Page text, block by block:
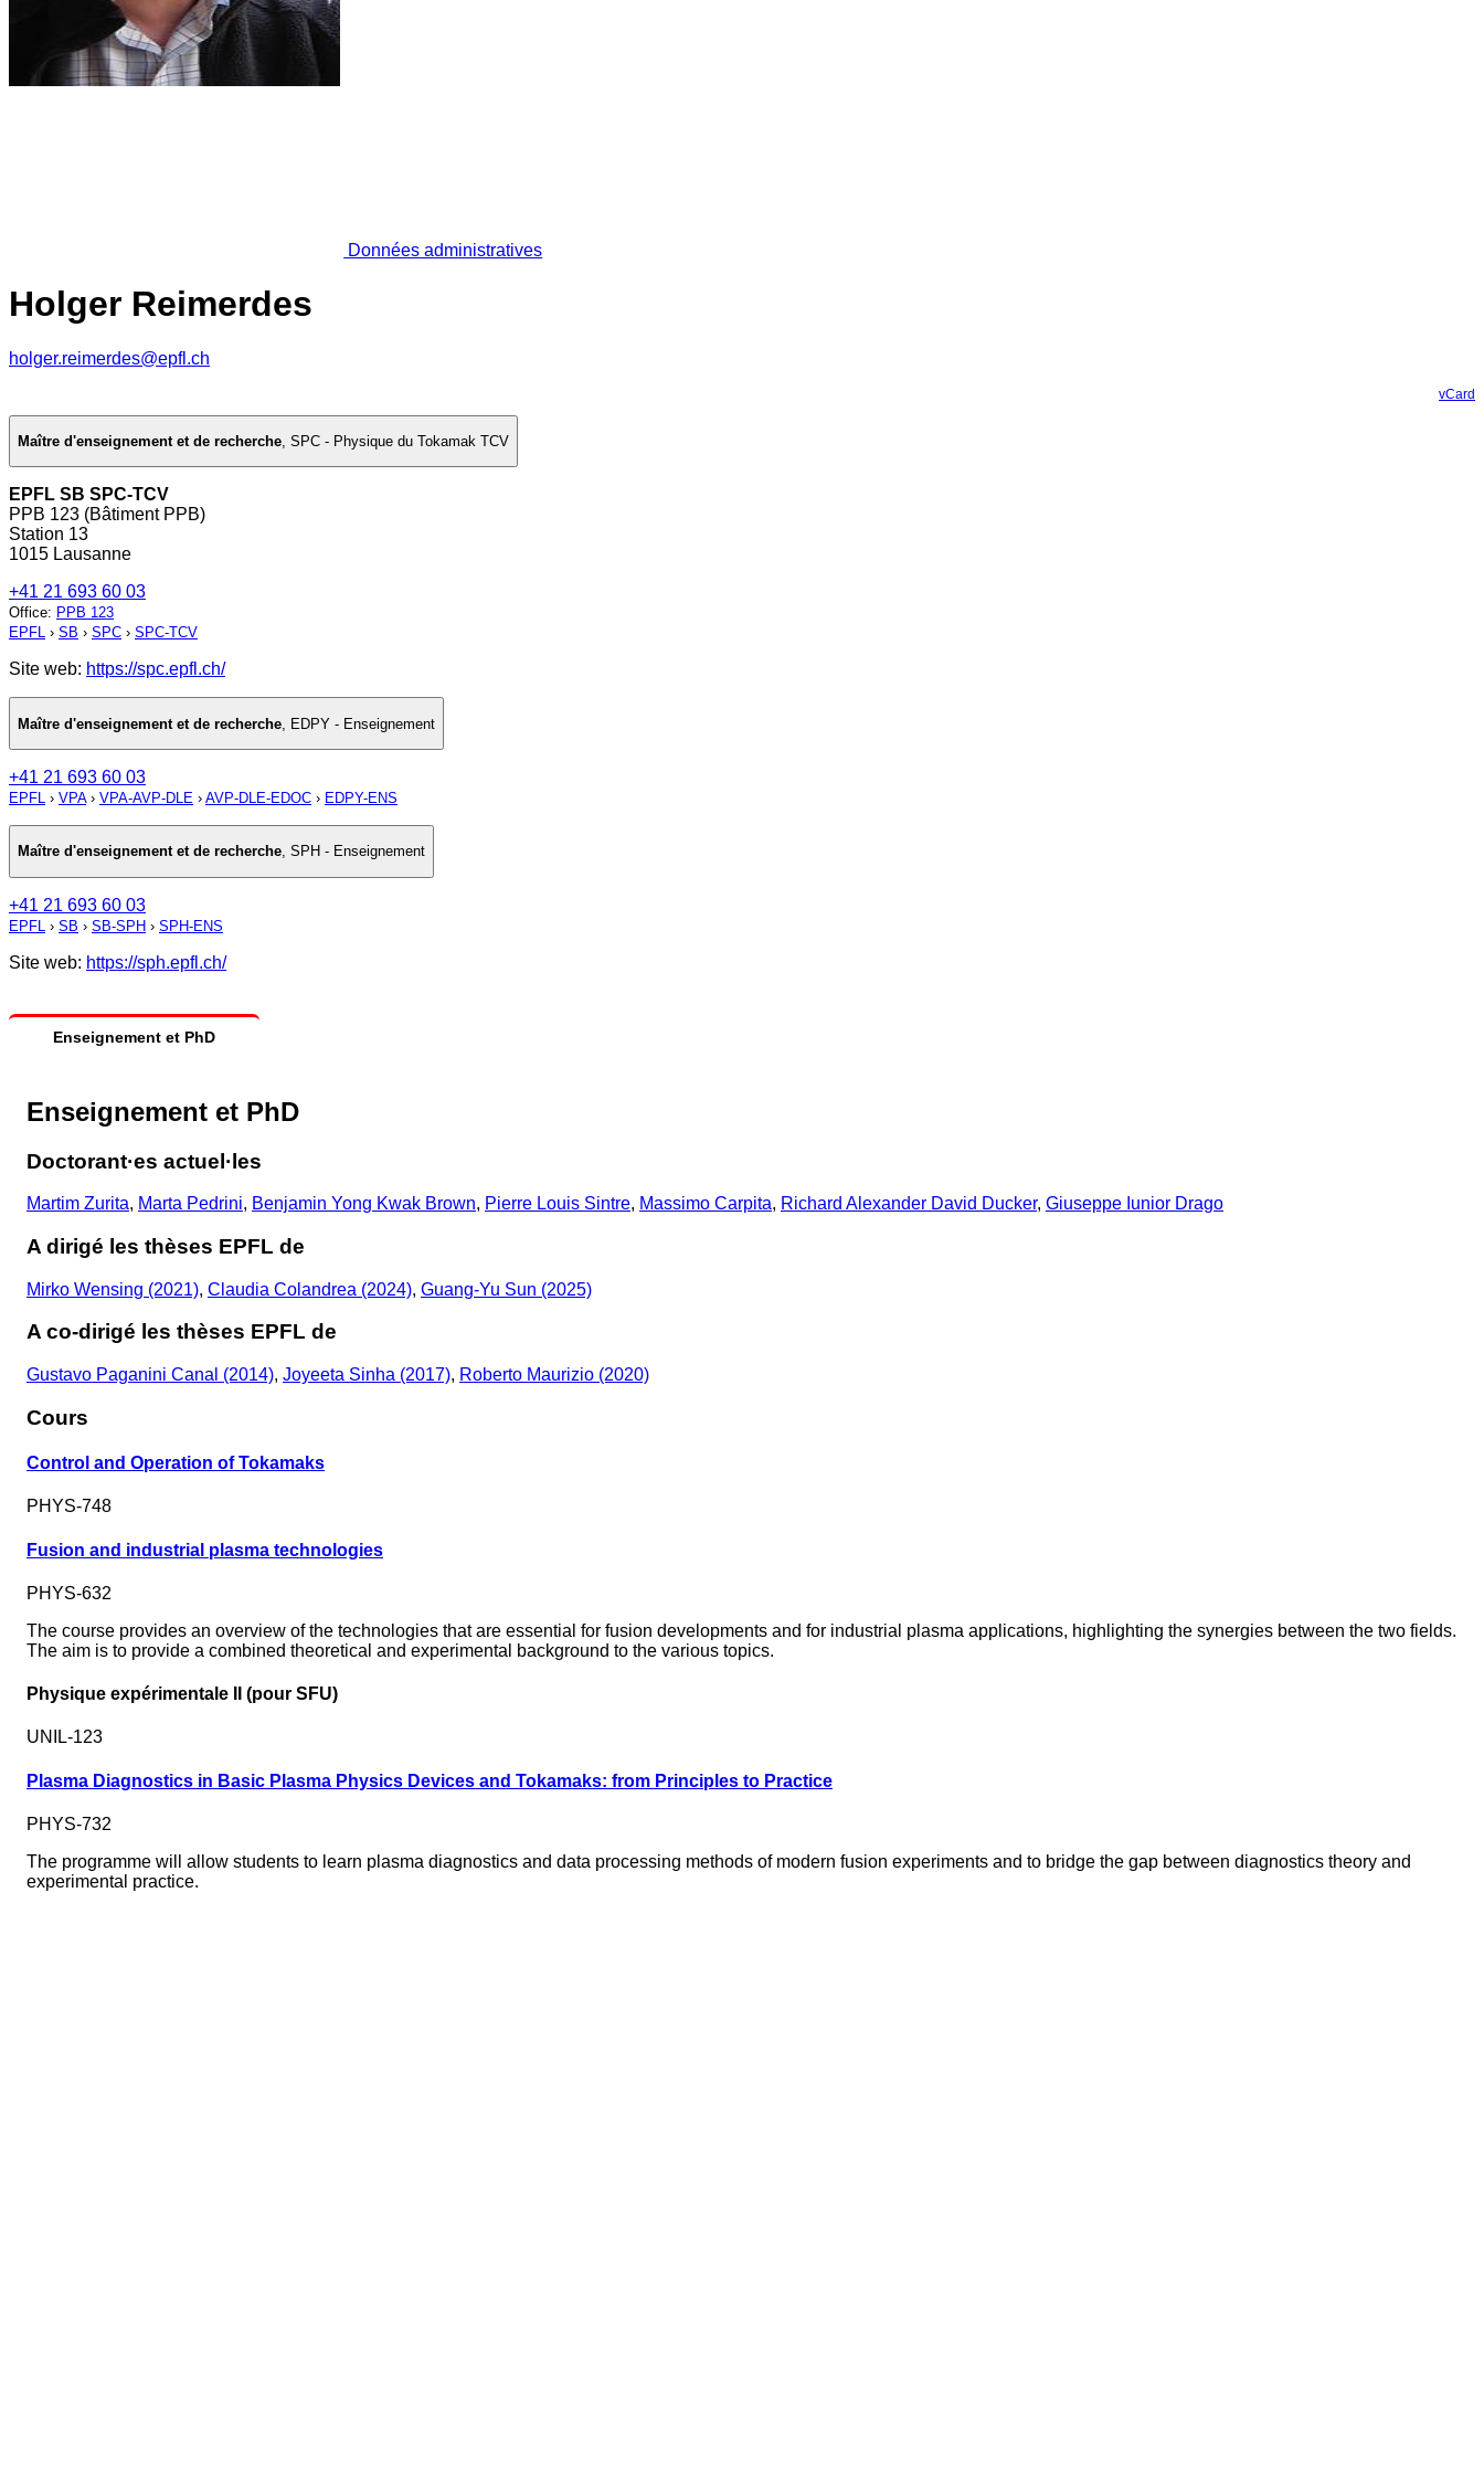
Données administratives
Holger Reimerdes
holger.reimerdes@epfl.ch
vCard
Maître d'enseignement et de recherche, SPC - Physique du Tokamak TCV
EPFL SB SPC-TCV
PPB 123 (Bâtiment PPB)
Station 13
1015 Lausanne
+41 21 693 60 03
Office: PPB 123
EPFL › SB › SPC › SPC-TCV
Site web: https://spc.epfl.ch/
Maître d'enseignement et de recherche EDPY - Enseignement
+41 21 693 60 03
EPFL › VPA› VPA-AVP-DLE › AVP-DLE-EDOC › EDPY-ENS
Maître d'enseignement et de recherche, SPH - Enseignement
+41 21 693 60 03
EPFL › SB › SB-SPH › SPH-ENS
Site web: https://sph.epfl.ch/
Enseignement et PhD
Enseignement et PhD
Doctorant·es actuel·les
Martim Zurita, Marta Pedrini, Benjamin Yong Kwak Brown, Pierre Louis Sintre, Massimo Carpita, Richard Alexander David Ducker, Giuseppe Iunior Drago
A dirigé les thèses EPFL de
Mirko Wensing (2021), Claudia Colandrea (2024), Guang-Yu Sun (2025)
A co-dirigé les thèses EPFL de
Gustavo Paganini Canal (2014), Joyeeta Sinha (2017), Roberto Maurizio (2020)
Cours
Control and Operation of Tokamaks
PHYS-748
Fusion and industrial plasma technologies
PHYS-632
The course provides an overview of the technologies that are essential for fusion developments and for industrial plasma applications, highlighting the synergies between the two fields.
The aim is to provide a combined theoretical and experimental background to the various topics.
Physique expérimentale II (pour SFU)
UNIL-123
Plasma Diagnostics in Basic Plasma Physics Devices and Tokamaks: from Principles to Practice
PHYS-732
The programme will allow students to learn plasma diagnostics and data processing methods of modern fusion experiments and to bridge the gap between diagnostics theory and
experimental practice.